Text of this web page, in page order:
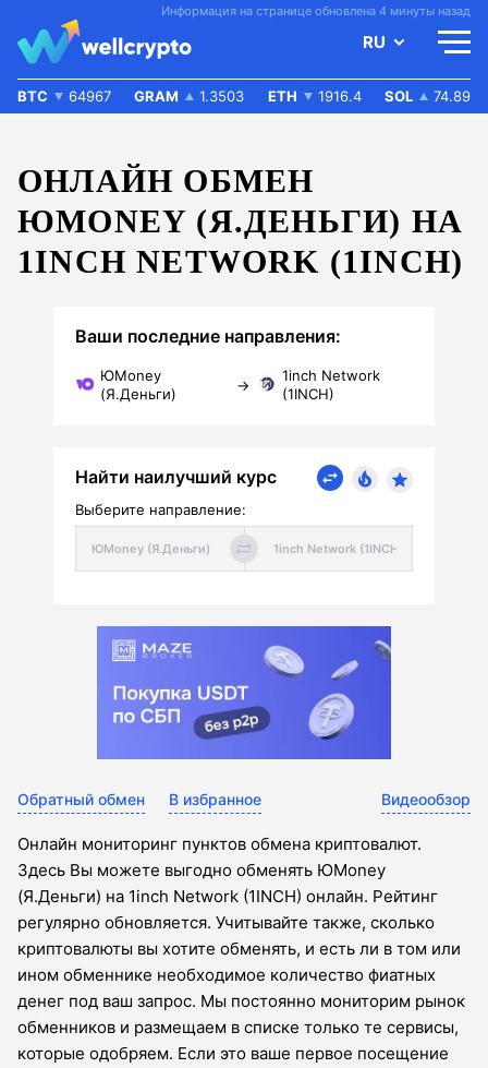
Информация на странице обновлена 4 минуты назад
RU
BTC 64967 GRAM 1.3503 ETH 1916.4 SOL 74.89
ОНЛАЙН ОБМЕН
ЮMONEY (Я.ДЕНЬГИ) НА
1INCH NETWORK (1INCH)
Ваши последние направления:
ЮMoney
(Я.Деньги)
→
1inch Network
(1INCH)
Найти наилучший курс
Выберите направление:
Обратный обмен В избранное Видеообзор
Онлайн мониторинг пунктов обмена криптовалют.
Здесь Вы можете выгодно обменять ЮMoney
(Я.Деньги) на 1inch Network (1INCH) онлайн. Рейтинг
регулярно обновляется. Учитывайте также, сколько
криптовалюты вы хотите обменять, и есть ли в том или
ином обменнике необходимое количество фиатных
денег под ваш запрос. Мы постоянно мониторим рынок
обменников и размещаем в списке только те сервисы,
которые одобряем. Если это ваше первое посещение